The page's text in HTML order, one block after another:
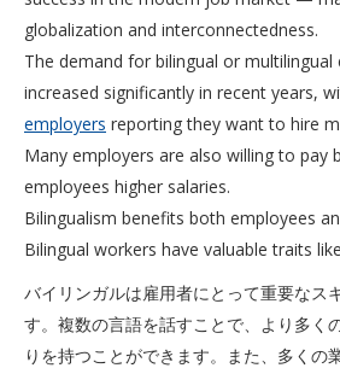
globalization and interconnectedness.
The demand for bilingual or multilingual
increased significantly in recent years,
employers reporting they want to hire
Many employers are also willing to pay
employees higher salaries.
Bilingualism benefits both employees
Bilingual workers have valuable traits
バイリンガルは雇用者にとって重要なス
す。複数の言語を話すことで、より多く
りを持つことができます。また、多くの